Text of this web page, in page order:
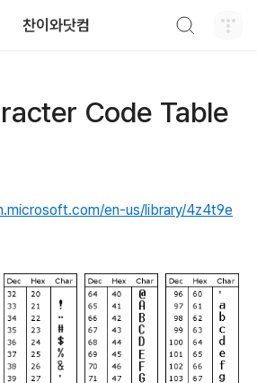
찬이와닷컴
Code Table
en-us/library/4z4t9e